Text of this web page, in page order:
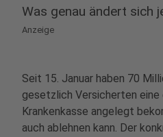
Was genau ändert sich
Anzeige
Seit 15. Januar haben 70
gesetzlich Versicherten eine
Krankenkasse angelegt
auch ablehnen kann. Der